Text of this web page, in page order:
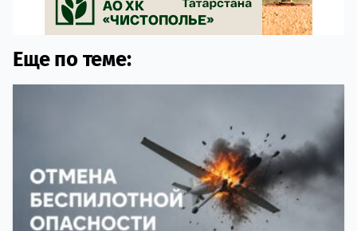
Еще по теме: